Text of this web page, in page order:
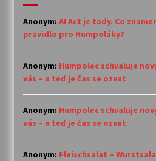
Anonym: AI Act je tady. Co
pravidlo pro Humpoláky?
Anonym: Humpolec schvaluje
vás – a teď je čas se ozvat
Anonym: Humpolec schvaluje
vás – a teď je čas se ozvat
Anonym: Fleischsalat –